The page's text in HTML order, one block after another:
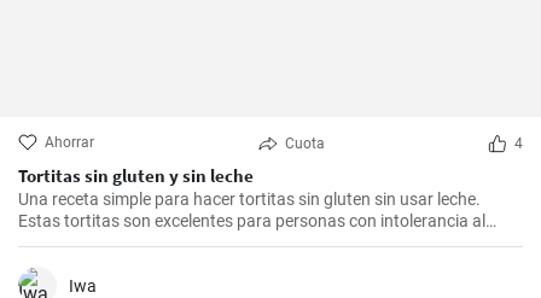
Ahorrar Cuota 4
Tortitas sin gluten y sin leche
Una receta simple para hacer tortitas sin gluten sin usar leche.
Estas tortitas son excelentes para personas con intolerancia al
gluten o la lactosa.
Iwa